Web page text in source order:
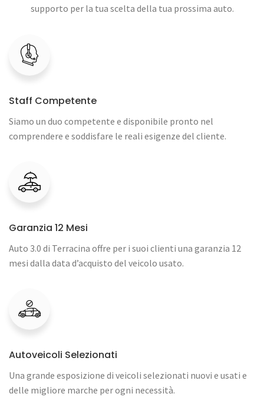
supporto per la tua scelta della tua prossima auto.
Staff Competente
Siamo un duo competente e disponibile pronto nel
comprendere e soddisfare le reali esigenze del cliente.
Garanzia 12 Mesi
Auto 3.0 di Terracina offre per i suoi clienti una garanzia 12
mesi dalla data d’acquisto del veicolo usato.
Autoveicoli Selezionati
Una grande esposizione di veicoli selezionati nuovi e usati e
delle migliore marche per ogni necessità.